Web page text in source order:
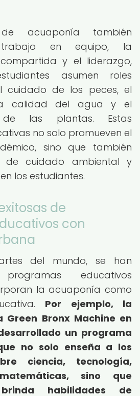
acuaponía también
en equipo, la
y el liderazgo,
asumen roles
cuidado de los peces, el
calidad del agua y el
de las plantas. Estas
no solo promueven el
sino que también
de cuidado ambiental y
los estudiantes.
de
con
del mundo, se han
educativos
la acuaponía como
Por ejemplo, la
Green Bronx Machine en
un programa
no solo enseña a los
ciencia, tecnología,
sino que
habilidades de